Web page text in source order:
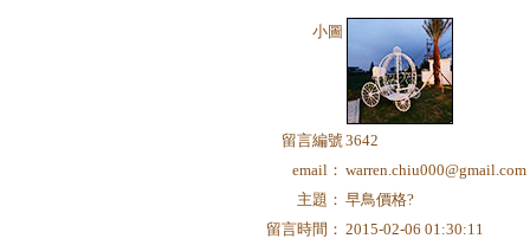
小圖
留言編號3642
email： warren.chiu000@gmail.com
主題： 早鳥價格?
留言時間： 2015-02-06 01:30:11